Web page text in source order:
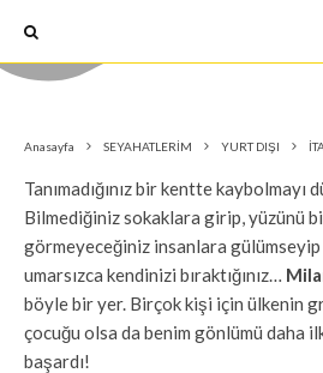
Anasayfa SEYAHATLERİM YURT DIŞI
Tanımadığınız bir kentte kaybolmayı
Bilmediğiniz sokaklara girip, yüzünü
görmeyeceğiniz insanlara gülümseyip
umarsızca kendinizi bıraktığınız…
böyle bir yer. Birçok kişi için ülkenin
çocuğu olsa da benim gönlümü daha
başardı!